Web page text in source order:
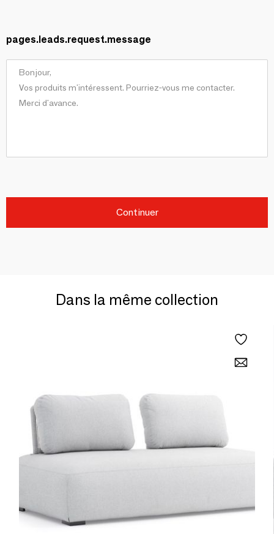
pages.leads.request.message
Continuer
Dans la même collection